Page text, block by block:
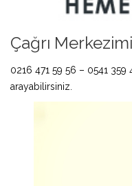
Çağrı
0216 471 59 56 – 0541
arayabilirsiniz.